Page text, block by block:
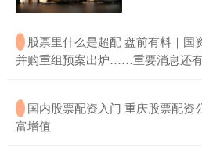
· 股票里什么是超配 盘前有料｜国
并购重组预案出炉……重要消息还
· 国内股票配资入门 重庆股票配资
富增值